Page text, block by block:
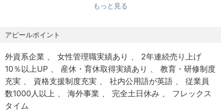
サルタントとして、ワールドワイドに、広く活躍いただけ
ます。
・米国会計基準、IFRS会計基準監査、日本及び米国のSOX
・会計システム刷新プロジェクト経験
・管理会計、コスト削減プロジェクト経験
・会計基準作成、COA（チャートオブアカウント）の設計
経験
・決算業務のペーパレス化、業務効率化、オフシュア化、
など経験
もっと見る
アピールポイント
外資系企業 女性管理職実績あり
2年連続売り上げ
10％以上UP
産休・育休取得実績あり
教育・研修制度
充実
資格支援制度充実 社内公用語が英語
従業員
数1000人以上
海外事業 完全土日休み
フレックス
タイム